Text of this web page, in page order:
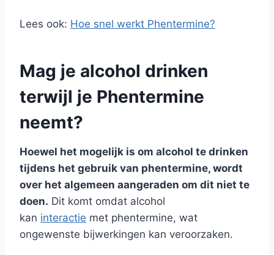
Lees ook: Hoe snel werkt Phentermine?
Mag je alcohol drinken
terwijl je Phentermine
neemt?
Hoewel het mogelijk is om alcohol te drinken
tijdens het gebruik van phentermine, wordt
over het algemeen aangeraden om dit niet te
doen. Dit komt omdat alcohol
kan interactie met phentermine, wat
ongewenste bijwerkingen kan veroorzaken.